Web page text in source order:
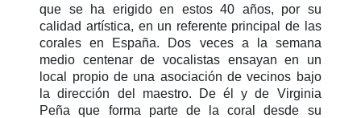
que se ha erigido en estos 40 años, por su
calidad artística, en un referente principal de las
corales en España. Dos veces a la semana
medio centenar de vocalistas ensayan en un
local propio de una asociación de vecinos bajo
la dirección del maestro. De él y de Virginia
Peña que forma parte de la coral desde su